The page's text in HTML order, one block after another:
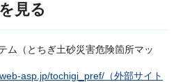
見る
ム（とちぎ土砂災害危険箇所マッ
asp.jp/tochigi_pref/（外部サイト